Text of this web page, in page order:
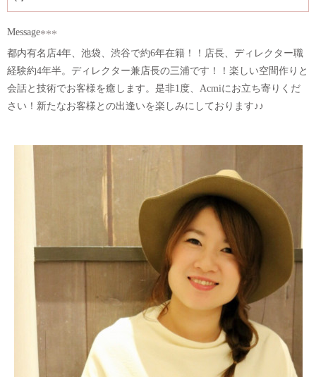
Message
都内有名店4年、池袋、渋谷で約6年在籍！！店長、ディレクター職
経験約4年半。ディレクター兼店長の三浦です！！楽しい空間作りと
会話と技術でお客様を癒します。是非1度、Acmiにお立ち寄りくだ
さい！新たなお客様との出逢いを楽しみにしております♪♪